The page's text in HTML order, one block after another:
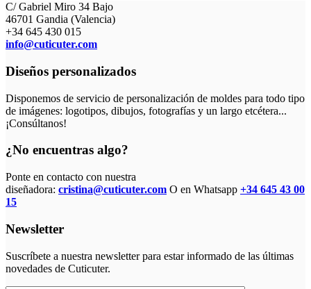
C/ Gabriel Miro 34 Bajo
46701 Gandia (Valencia)
+34 645 430 015
info@cuticuter.com
Diseños personalizados
Disponemos de servicio de personalización de moldes para todo tipo
de imágenes: logotipos, dibujos, fotografías y un largo etcétera...
¡Consúltanos!
¿No encuentras algo?
Ponte en contacto con nuestra
diseñadora: cristina@cuticuter.com O en Whatsapp +34 645 43 00
15
Newsletter
Suscríbete a nuestra newsletter para estar informado de las últimas
novedades de Cuticuter.